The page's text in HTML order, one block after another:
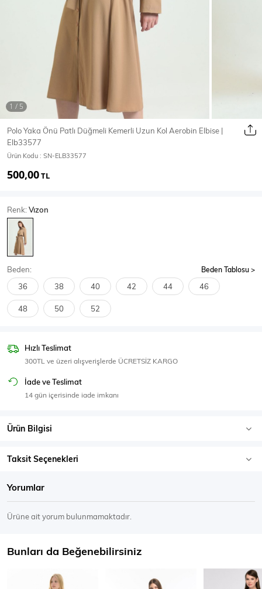
T-SHİRT & BLUZ
T-Shirt
BODY
SPOR GİYİM
Polo Yaka Önü Patlı Düğmeli Kemerli Uzun Kol Aerobin Elbise |
Elb33577
Ürün Kodu : SN-ELB33577
500,00TL
Renk:Vızon
Beden: Beden Tablosu
36 38 40 42 44 46
48 50 52
Hızlı Teslimat
300TL ve üzeri alışverişlerde ÜCRETSİZ KARGO
İade ve Teslimat
14 gün içerisinde iade imkanı
Ürün Bilgisi
Taksit Seçenekleri
Yorumlar
Ürüne ait yorum bulunmamaktadır.
Bunları da Beğenebilirsiniz